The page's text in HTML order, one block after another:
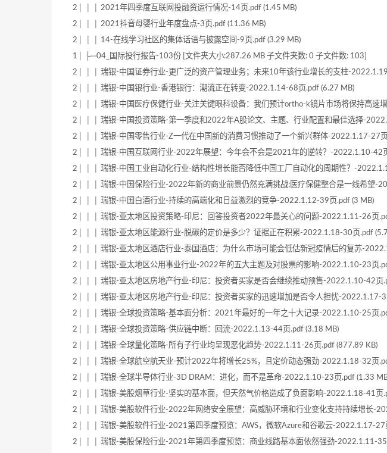
2│ │ │ 2021年四季度互联网投融资运行情况-14页.pdf (1.45 MB)
2│ │ │ 2021抖音母婴行业年度盘点-3页.pdf (11.36 MB)
2│ │ │ 14-在线学习社区的集体话语与披露空间-9页.pdf (3.29 MB)
1│ ├─04_国际投行报告-103份 [文件夹大小:287.26 MB 子文件夹数: 0 子文件数: 103]
2│ │ │ 瑞银-中国证券行业-更广泛的资产管理业务；未来10年该行业增长的支柱-
2│ │ │ 瑞银-中国银行业-香港银行：潮流正在转变-2022.1.14-68页.pdf (6.27 MB)
2│ │ │ 瑞银-中国医疗保健行业-关注关键眼科设备：我们预计ortho-k镜片市场将保持高速
2│ │ │ 瑞银-中国投资策略-第一季度和2022年A股论文、主题、行业配置和最佳选择-
2│ │ │ 瑞银-中国零售行业-Z一代在中国新的消费习惯推动了一个新兴群体-2022.1.17-27
2│ │ │ 瑞银-中国互联网行业-2022年展望：今年会不会是2021年的逆转？-2022.1.10-42
2│ │ │ 瑞银-中国工业自动化行业-结构性增长能否降低中国工厂自动化的周期性？-
2│ │ │ 瑞银-中国保险行业-2022年新的商业前景仍然充满挑战;医疗保健整合是一线希望-
2│ │ │ 瑞银-中国白酒行业-持续的高端化和日益激烈的竞争-2022.1.12-39页.pdf (3 MB)
2│ │ │ 瑞银-亚太地区投资策略-印尼：回答投资者2022年最关心的问题-2022.1.11-26页
2│ │ │ 瑞银-亚太地区能源行业-脱碳的定价是多少？证据正在积累-2022.1.18-30页.pdf
2│ │ │ 瑞银-亚太地区酒店行业-泰国酒店：为什么市场可能会低估新冠疫情后的复苏-
2│ │ │ 瑞银-亚太地区公用事业行业-2022年的五大主题及对股票的影响-2022.1.10-23页
2│ │ │ 瑞银-亚太地区房地产行业-印尼：投资者买家是否会继续推动预售-2022.1.10-42页
2│ │ │ 瑞银-亚太地区房地产行业-印尼：投资者买家的迅速增加是否令人担忧-2022.1.17-
2│ │ │ 瑞银-全球投资策略-基本面分析：2021年最好的一年之十大记录-2022.1.10-25页
2│ │ │ 瑞银-全球投资策略-供应链中断：回流-2022.1.13-44页.pdf (3.18 MB)
2│ │ │ 瑞银-全球量化策略-所有子行业均呈现恶化趋势-2022.1.11-26页.pdf (877.89 KB)
2│ │ │ 瑞银-全球航空航天业-预计2022年将增长25%，且定价动态强劲-2022.1.18-32页
2│ │ │ 瑞银-全球半导体行业-3D DRAM：进化，而不是革命-2022.1.10-23页.pdf (1.33
2│ │ │ 瑞银-美股烟草行业-坚实的基本面，但天然气价格造成了负面影响-2022.1.18-41页
2│ │ │ 瑞银-美股软件行业-2022年网络安全展望：高威胁环境和行业变化支持持续增长-
2│ │ │ 瑞银-美股软件行业-2021第四季度预览：AWS，微软Azure和谷歌云-2022.1.17-27
2│ │ │ 瑞银-美股保险行业-2021年第四季度预览：商业线路基本面依然强劲-2022.1.11-